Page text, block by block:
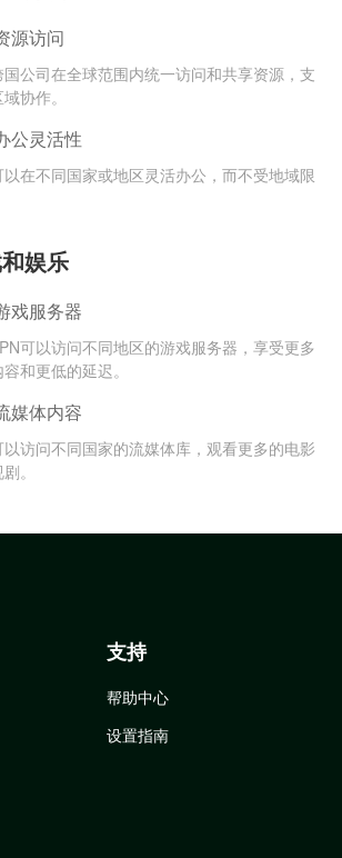
源访问
国公司在全球范围内统一访问和共享资源，支
协作。
公灵活性
以在不同国家或地区灵活办公，而不受地域限
娱乐
戏服务器
可以访问不同地区的游戏服务器，享受更多
和更低的延迟。
媒体内容
以访问不同国家的流媒体库，观看更多的电影
。
支持
帮助中心
设置指南